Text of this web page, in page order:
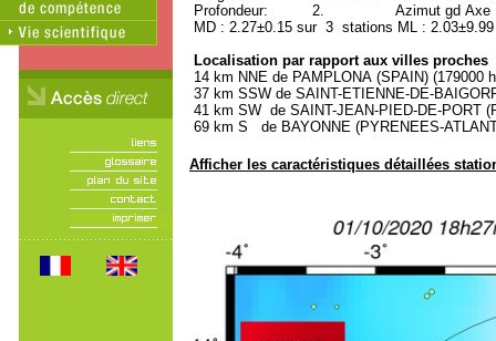
Profondeur: 2. Azimut gd Axe :
MD : 2.27±0.15 sur 3 stations ML :
Localisation par rapport aux villes proches
14 km NNE de PAMPLONA (SPAIN) (179000
37 km SSW de SAINT-ETIENNE-DE-
41 km SW de SAINT-JEAN-PIED-DE-PORT
69 km S de BAYONNE (PYRENEES-
Afficher les caractéristiques détaillées